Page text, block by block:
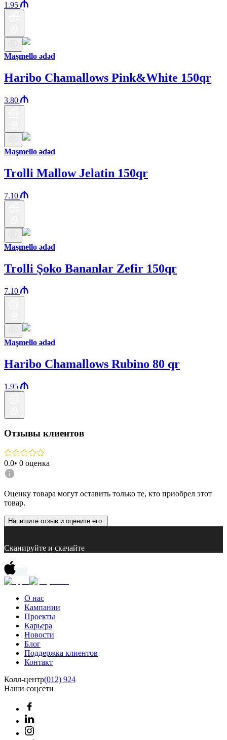
1.95
Maşmello ədəd
Haribo Chamallows Pink&White 150qr
3.80
Maşmello ədəd
Trolli Mallow Jelatin 150qr
7.10
Maşmello ədəd
Trolli Şoko Bananlar Zefir 150qr
7.10
Maşmello ədəd
Haribo Chamallows Rubino 80 qr
1.95
Отзывы клиентов
0.0• 0 оценка
Оценку товара могут оставить только те, кто приобрел этот
товар.
Напишите отзыв и оцените его.
Сканируйте и скачайте
О нас
Кампании
Проекты
Карьера
Новости
Блог
Поддержка клиентов
Контакт
Колл-центр(012) 924
Наши соцсети